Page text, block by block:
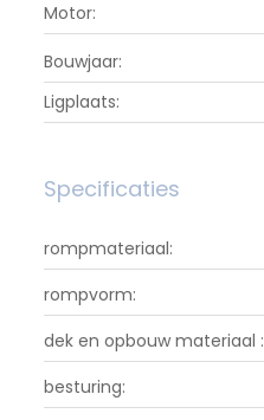
Motor:
Bouwjaar:
Ligplaats:
Specificaties
rompmateriaal:
rompvorm:
dek en opbouw materiaal :
besturing: